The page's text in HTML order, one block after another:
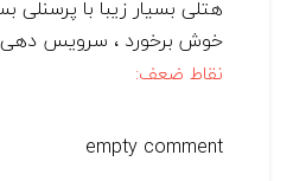
هتلی بسیار زیبا با پرسنلی
خوش برخورد ، سرویس دهی
نقاط ضعف:
empty comment